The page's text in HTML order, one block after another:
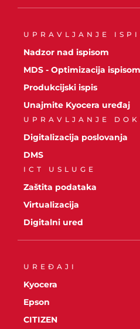
UPRAVLJANJE
Nadzor nad ispisom
MDS - Optimizacija ispisom
Produkcijski ispis
Unajmite Kyocera uređaj
UPRAVLJANJE
Digitalizacija poslovanja
DMS
ICT USLUGE
Zaštita podataka
Virtualizacija
Digitalni ured
UREĐAJI
Kyocera
Epson
CITIZEN